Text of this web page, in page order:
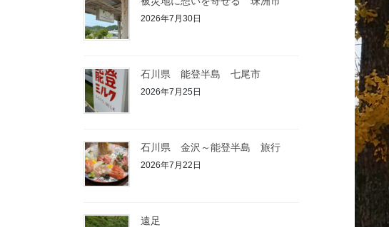
2026年7月30日
石川県 能登半島 七尾市
2026年7月25日
石川県 金沢～能登半島 旅行
2026年7月22日
遠足